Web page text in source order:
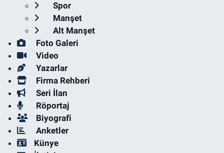
Spor
Manşet
Alt Manşet
Foto Galeri
Video
Yazarlar
Firma Rehberi
Seri İlan
Röportaj
Biyografi
Anketler
Künye